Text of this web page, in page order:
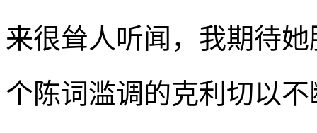
来很耸人听闻，我期待
个陈词滥调的克利切以